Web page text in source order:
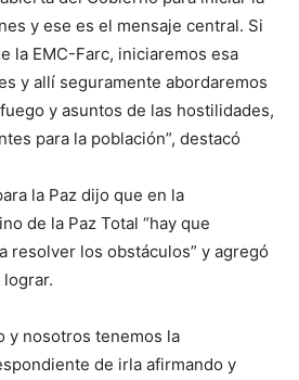
y ese es el mensaje central. Si
la EMC-Farc, iniciaremos esa
y allí seguramente abordaremos
y asuntos de las hostilidades,
para la población”, destacó
la Paz dijo que en la
de la Paz Total “hay que
resolver los obstáculos” y agregó
y nosotros tenemos la
de irla afirmando y